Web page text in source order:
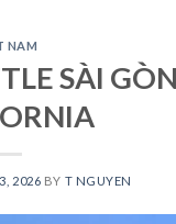
NAM
SÀI
2026 BY T NGUYEN